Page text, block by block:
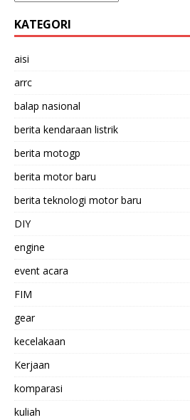
KATEGORI
aisi
arrc
balap nasional
berita kendaraan listrik
berita motogp
berita motor baru
berita teknologi motor baru
DIY
engine
event acara
FIM
gear
kecelakaan
Kerjaan
komparasi
kuliah